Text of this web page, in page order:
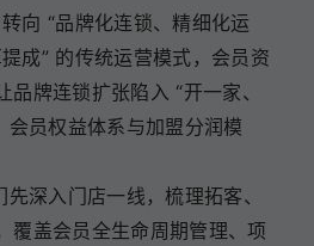
向 “品牌化连锁、精细化运
成” 的传统运营模式，会员资
牌连锁扩张陷入 “开一家、
员权益体系与加盟分润模
深入门店一线，梳理拓客、
覆盖会员全生命周期管理、项